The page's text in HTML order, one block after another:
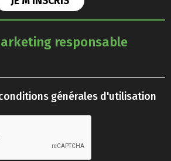
responsable
générales d'utilisation